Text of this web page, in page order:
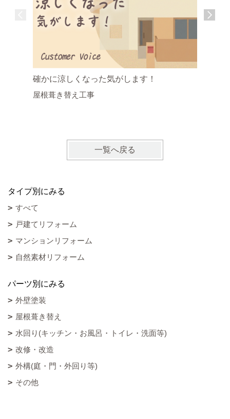
確かに涼しくなった気がします！
屋根葺き替え工事
一覧へ戻る
タイプ別にみる
すべて
戸建てリフォーム
マンションリフォーム
自然素材リフォーム
パーツ別にみる
外壁塗装
屋根葺き替え
水回り(キッチン・お風呂・トイレ・洗面等)
改修・改造
外構(庭・門・外回り等)
その他